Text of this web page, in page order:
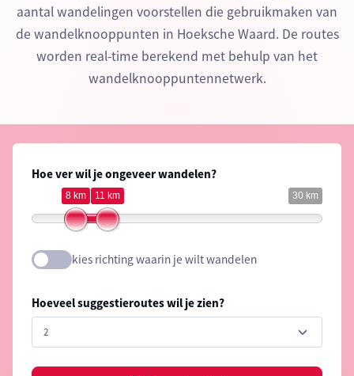
aantal wandelingen voorstellen die gebruikmaken van
de wandelknooppunten in Hoeksche Waard. De routes
worden real-time berekend met behulp van het
wandelknooppuntennetwerk.
Hoe ver wil je ongeveer wandelen?
30 km
8 km 11 km
kies richting waarin je wilt wandelen
Hoeveel suggestieroutes wil je zien?